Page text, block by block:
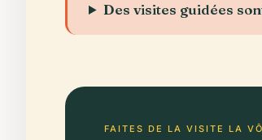
Des visites guidées
FAITES DE LA VISITE LA